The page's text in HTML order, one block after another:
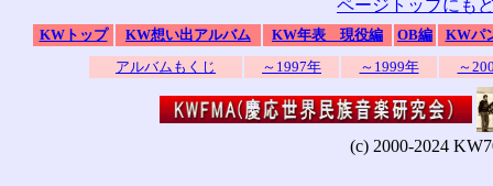
ページトップにも
KWトップ KW想い出アルバム KW年表 現役編 OB編
KWパ
アルバムもくじ
～1997年 ～1999年 ～
(c) 2000-2024